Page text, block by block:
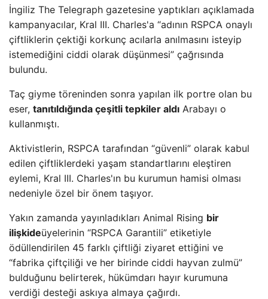
İngiliz The Telegraph gazetesine yaptıkları açıklamada
kampanyacılar, Kral III. Charles'a “adının RSPCA onaylı
çiftliklerin çektiği korkunç acılarla anılmasını isteyip
istemediğini ciddi olarak düşünmesi” çağrısında
bulundu.
Taç giyme töreninden sonra yapılan ilk portre olan bu
eser, tanıtıldığında çeşitli tepkiler aldı Arabayı o
kullanmıştı.
Aktivistlerin, RSPCA tarafından “güvenli” olarak kabul
edilen çiftliklerdeki yaşam standartlarını eleştiren
eylemi, Kral III. Charles'ın bu kurumun hamisi olması
nedeniyle özel bir önem taşıyor.
Yakın zamanda yayınladıkları Animal Rising bir
ilişkideüyelerinin “RSPCA Garantili” etiketiyle
ödüllendirilen 45 farklı çiftliği ziyaret ettiğini ve
“fabrika çiftçiliği ve her birinde ciddi hayvan zulmü”
bulduğunu belirterek, hükümdarı hayır kurumuna
verdiği desteği askıya almaya çağırdı.